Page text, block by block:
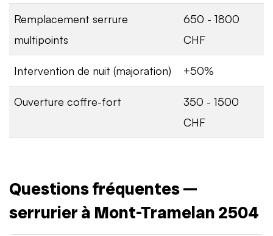
Remplacement serrure
multipoints
650 - 1800
CHF
Intervention de nuit (majoration) +50%
Ouverture coffre-fort
350 - 1500
CHF
Questions fréquentes —
serrurier à Mont-Tramelan 2504